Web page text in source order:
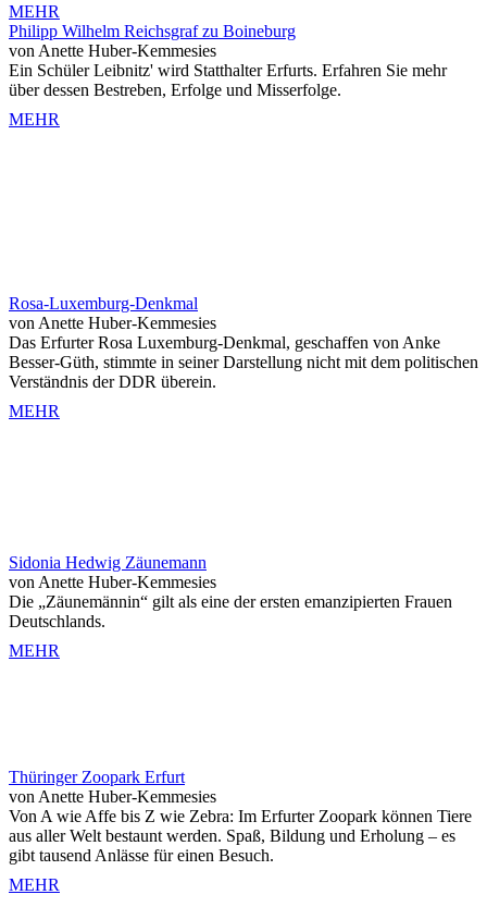
MEHR
Philipp Wilhelm Reichsgraf zu Boineburg
von Anette Huber-Kemmesies
Ein Schüler Leibnitz' wird Statthalter Erfurts. Erfahren Sie mehr
über dessen Bestreben, Erfolge und Misserfolge.
MEHR
Rosa-Luxemburg-Denkmal
von Anette Huber-Kemmesies
Das Erfurter Rosa Luxemburg-Denkmal, geschaffen von Anke
Besser-Güth, stimmte in seiner Darstellung nicht mit dem politischen
Verständnis der DDR überein.
MEHR
Sidonia Hedwig Zäunemann
von Anette Huber-Kemmesies
Die „Zäunemännin“ gilt als eine der ersten emanzipierten Frauen
Deutschlands.
MEHR
Thüringer Zoopark Erfurt
von Anette Huber-Kemmesies
Von A wie Affe bis Z wie Zebra: Im Erfurter Zoopark können Tiere
aus aller Welt bestaunt werden. Spaß, Bildung und Erholung – es
gibt tausend Anlässe für einen Besuch.
MEHR